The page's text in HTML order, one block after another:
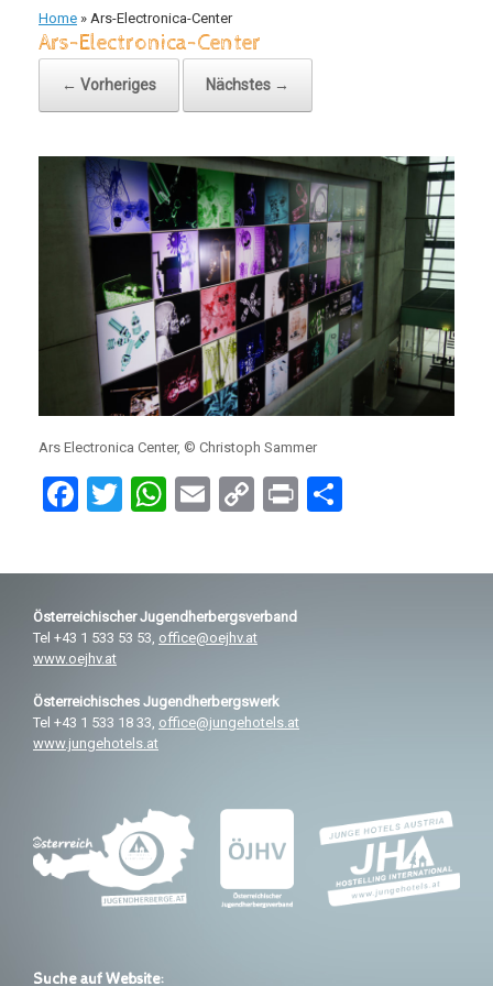
Home » Ars-Electronica-Center
Ars-Electronica-Center
← Vorheriges Nächstes →
Ars Electronica Center, © Christoph Sammer
F
ce
b
o
o
k
T
tt
er
W
at
A
p
E
ail
C
py
Li
n
Pr
t
e
ÖsterreichischerJugendherbergsverband
Tel +43 1 533 53 53, office@oejhv.at
www.oejhv.at
Österreichisches Jugendherbergswerk
Tel +43 1 533 18 33, office@jungehotels.at
www.jungehotels.at
Suche auf Website: